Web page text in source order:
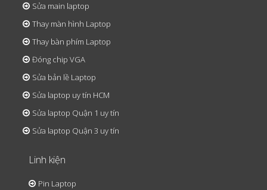
Sửa main laptop
Thay màn hình Laptop
Thay bàn phím Laptop
Đóng chip VGA
Sửa bản lề Laptop
Sửa laptop uy tín HCM
Sửa laptop Quận 1 uy tín
Sửa laptop Quận 3 uy tín
Linh kiện
Pin Laptop